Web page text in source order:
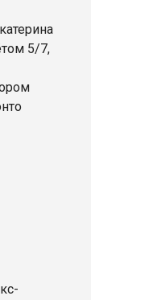
5/7,